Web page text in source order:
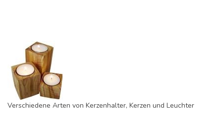
Verschiedene Arten von Kerzenhalter, Kerzen und Leuchter